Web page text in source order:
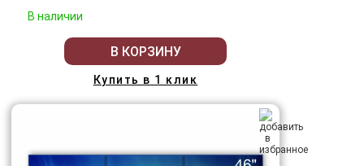
В наличии
В КОРЗИНУ
Купить в 1 клик